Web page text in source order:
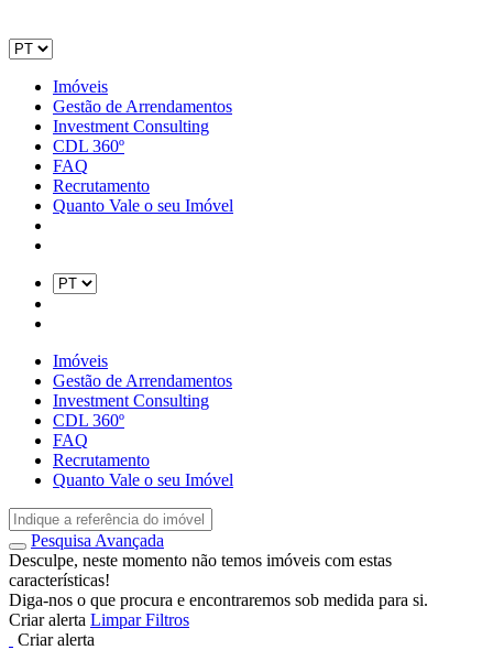
Imóveis
Gestão de Arrendamentos
Investment Consulting
CDL 360º
FAQ
Recrutamento
Quanto Vale o seu Imóvel
Imóveis
Gestão de Arrendamentos
Investment Consulting
CDL 360º
FAQ
Recrutamento
Quanto Vale o seu Imóvel
Pesquisa Avançada
Desculpe, neste momento não temos imóveis com estas
características!
Diga-nos o que procura e encontraremos sob medida para si.
Criar alerta Limpar Filtros
Criar alerta